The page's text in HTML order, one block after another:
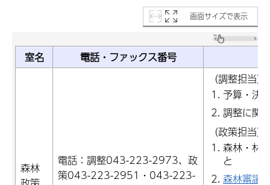
画面サイズで表示
室名 電話・ファックス番号
森林
電話：調整043-223-2973、政
策043-223-2951・043-223-
（調整担当）
予算・決
調整に関
（政策担当）
森林・林
と
森林審議